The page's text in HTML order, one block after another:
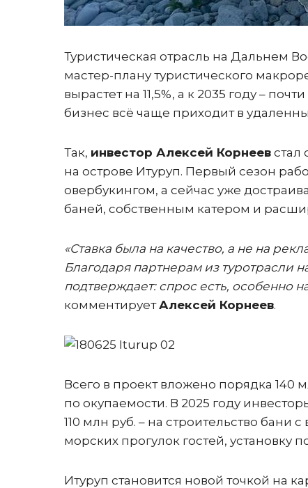
Туристическая отрасль на Дальнем
мастер-плану туристического
вырастет на 11,5%, а к 2035 году –
бизнес всё чаще приходит в
Так, инвестор Алексей Корнеев стал
на острове Итуруп. Первый сезон
овербукингом, а сейчас уже
баней, собственным катером и
«Ставка была на качество, а не на
Благодаря партнерам из туротрасли
подтверждает: спрос есть, особенно
комментируетАлексей Корнеев.
Всего в проект вложено порядка 140
по окупаемости. В 2025 году
110 млн руб. – на строительство бани
морских прогулок гостей, установку
Итуруп становится новой точкой на